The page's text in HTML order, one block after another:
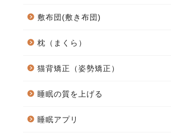
敷布団(敷き布団)
枕（まくら）
猫背矯正（姿勢矯正）
睡眠の質を上げる
睡眠アプリ